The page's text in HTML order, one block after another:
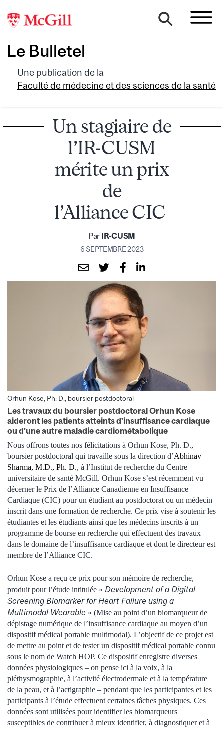
Le Bulletel
Une publication de la
Faculté de médecine et des sciences de la santé
Un stagiaire de
l’IR-CUSM
mérite un prix
de
l’Alliance CIC
Par IR-CUSM
6 SEPTEMBRE 2023
Orhun Kose, Ph. D., boursier postdoctoral
Les travaux du boursier postdoctoral Orhun Kose
aideront les patients atteints d’insuffisance cardiaque
ou d’une autre maladie cardiométabolique
Nous offrons toutes nos félicitations à Orhun Kose, Ph. D.,
boursier postdoctoral qui travaille sous la direction d’Abhinav
Sharma, M.D., Ph. D., à l’Institut de recherche du Centre
universitaire de santé McGill. Orhun Kose s’est récemment vu
décerner le Prix de l’Alliance Canadienne en Insuffisance
Cardiaque (CIC) pour un étudiant au postdoctorat ou un médecin
inscrit dans une formation de recherche. Ce prix vise à soutenir les
étudiantes et les étudiants ainsi que les médecins inscrits à un
programme de bourse en recherche qui effectuent des travaux
dans le domaine de l’insuffisance cardiaque et dont le directeur est
membre de l’Alliance CIC.
Orhun Kose a reçu ce prix pour son mémoire de recherche,
produit pour l’étude intitulée « Development of a Digital
Screening Biomarker for Heart Failure using a
Multimodal Wearable » (Mise au point d’un biomarqueur de
dépistage numérique de l’insuffisance cardiaque au moyen d’un
dispositif médical portable multimodal). L’objectif de ce projet est
de mettre au point et de tester un dispositif médical portable connu
sous le nom de Watch HOP. Ce dispositif enregistre diverses
données physiologiques – on pense ici à la voix, à la
pléthysmographie, à l’activité électrodermale et à la température
de la peau, et à l’actigraphie – pendant que les participantes et les
participants à l’étude effectuent certaines tâches physiques. Ces
données sont utilisées pour identifier les biomarqueurs
susceptibles de contribuer à mieux identifier, à diagnostiquer et à